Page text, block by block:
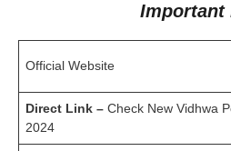
Important
Official Website
Direct Link – Check New Vidhwa
2024